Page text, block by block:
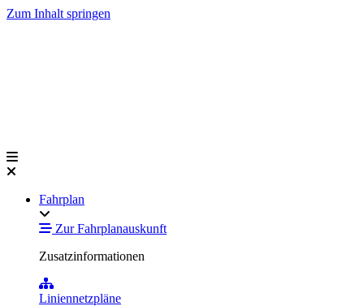
Zum Inhalt springen
Fahrplan
Zur Fahrplanauskunft
Zusatzinformationen
Liniennetzpläne